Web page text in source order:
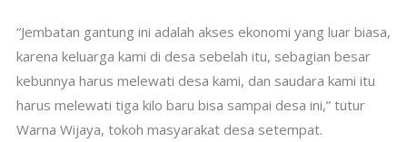
“Jembatan gantung ini adalah akses ekonomi yang luar biasa,
karena keluarga kami di desa sebelah itu, sebagian besar
kebunnya harus melewati desa kami, dan saudara kami itu
harus melewati tiga kilo baru bisa sampai desa ini,” tutur
Warna Wijaya, tokoh masyarakat desa setempat.